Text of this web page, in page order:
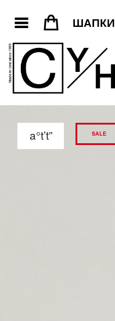
= 3 ШАПКИ
a°t’t” SALE